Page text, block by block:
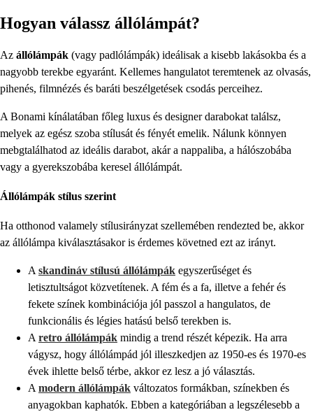
Hogyan válassz állólámpát?
Az állólámpák (vagy padlólámpák) ideálisak a kisebb lakásokba és a
nagyobb terekbe egyaránt. Kellemes hangulatot teremtenek az olvasás,
pihenés, filmnézés és baráti beszélgetések csodás perceihez.
A Bonami kínálatában főleg luxus és designer darabokat találsz,
melyek az egész szoba stílusát és fényét emelik. Nálunk könnyen
mebgtalálhatod az ideális darabot, akár a nappaliba, a hálószobába
vagy a gyerekszobába keresel állólámpát.
Állólámpák stílus szerint
Ha otthonod valamely stílusirányzat szellemében rendezted be, akkor
az állólámpa kiválasztásakor is érdemes követned ezt az irányt.
A skandináv stílusú állólámpák egyszerűséget és
letisztultságot közvetítenek. A fém és a fa, illetve a fehér és
fekete színek kombinációja jól passzol a hangulatos, de
funkcionális és légies hatású belső terekben is.
A retro állólámpák mindig a trend részét képezik. Ha arra
vágysz, hogy állólámpád jól illeszkedjen az 1950-es és 1970-es
évek ihlette belső térbe, akkor ez lesz a jó választás.
A modern állólámpák változatos formákban, színekben és
anyagokban kaphatók. Ebben a kategóriában a legszélesebb a